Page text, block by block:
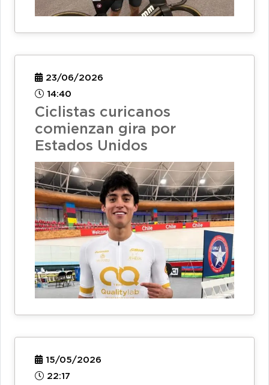
23/06/2026
14:40
Ciclistas curicanos
comienzan gira por
Estados Unidos
15/05/2026
22:17